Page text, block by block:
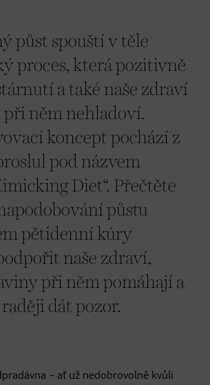
půst spouští v těle
proces, která pozitivně
a také naše zdraví
při něm nehladoví.
koncept pochází z
pod názvem
Diet“. Přečtěte
půstu
pětidenní kúry
naše zdraví,
při něm pomáhají a
dát pozor.
– ať už nedobrovolně kvůli